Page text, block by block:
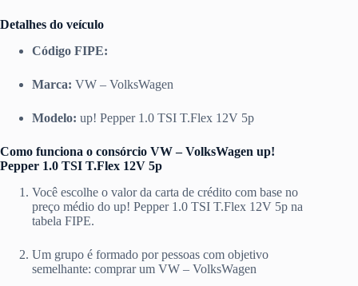
Detalhes do veículo
Código FIPE:
Marca: VW – VolksWagen
Modelo: up! Pepper 1.0 TSI T.Flex 12V 5p
Como funciona o consórcio VW – VolksWagen up!
Pepper 1.0 TSI T.Flex 12V 5p
Você escolhe o valor da carta de crédito com base no
preço médio do up! Pepper 1.0 TSI T.Flex 12V 5p na
tabela FIPE.
Um grupo é formado por pessoas com objetivo
semelhante: comprar um VW – VolksWagen